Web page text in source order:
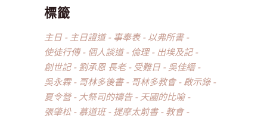
標籤
主日 主日證道 事奉表
以弗所書
使徒行傳
個人談道 倫理
出埃及記
創世記
劉承恩 長老 受難日
吳佳縉
吳永霖
哥林多後書 哥林多教會
啟示錄
夏令營
大祭司的禱告
天國的比喻
張肇松
慕道班 提摩太前書
教會